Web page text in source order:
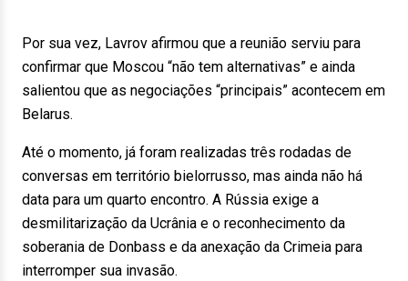
Por sua vez, Lavrov afirmou que a reunião serviu para
confirmar que Moscou “não tem alternativas” e ainda
salientou que as negociações “principais” acontecem em
Belarus.
Até o momento, já foram realizadas três rodadas de
conversas em território bielorrusso, mas ainda não há
data para um quarto encontro. A Rússia exige a
desmilitarização da Ucrânia e o reconhecimento da
soberania de Donbass e da anexação da Crimeia para
interromper sua invasão.